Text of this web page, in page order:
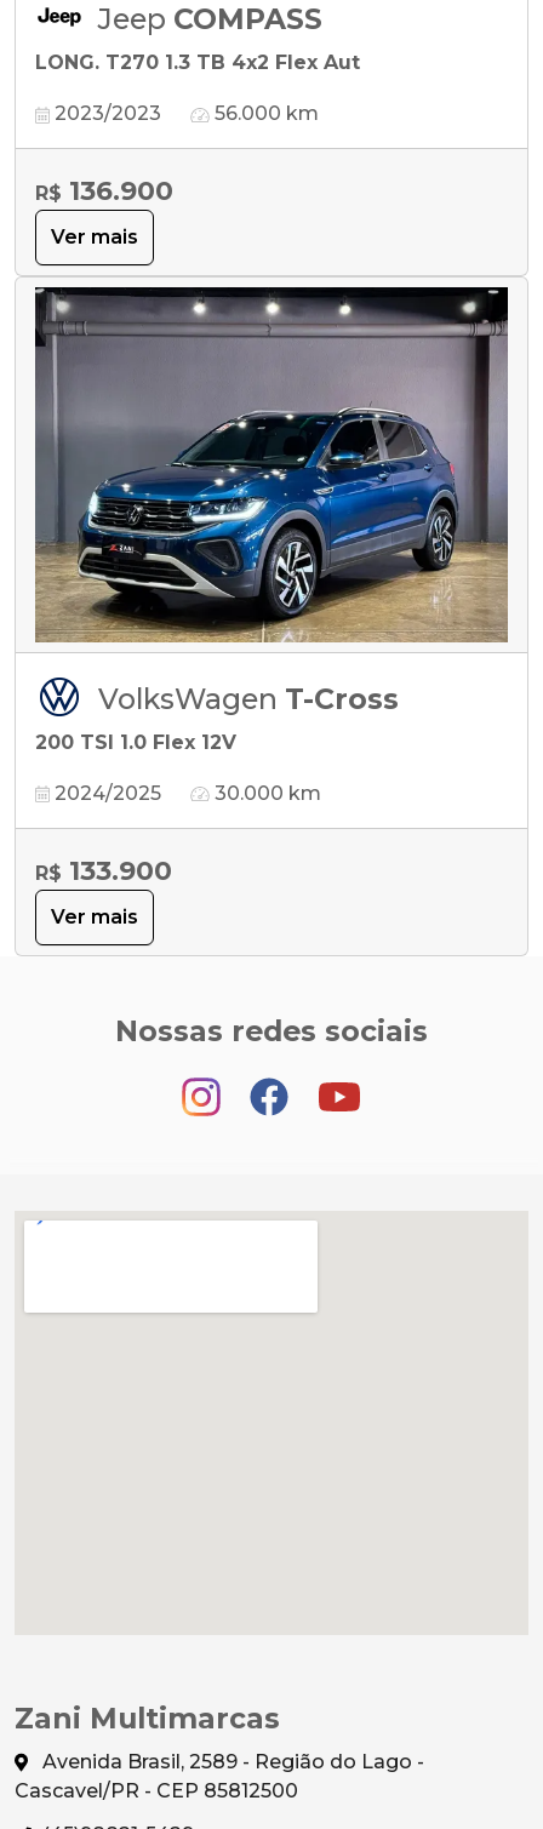
Jeep COMPASS
LONG. T270 1.3 TB 4x2 Flex Aut
2023/2023 56.000 km
R$ 136.900
Ver mais
VolksWagen T-Cross
200 TSI 1.0 Flex 12V
2024/2025 30.000 km
R$ 133.900
Ver mais
Nossas redes sociais
Zani Multimarcas
Avenida Brasil, 2589 - Região do Lago -
Cascavel/PR - CEP 85812500